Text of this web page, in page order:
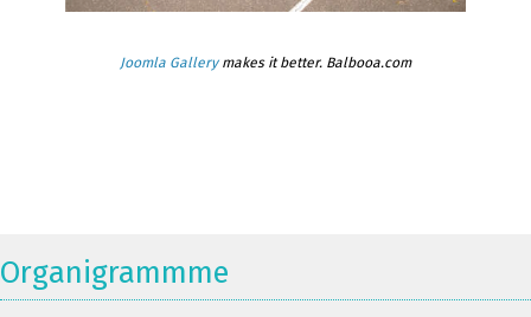
Joomla Gallerymakes it better. Balbooa.com
Organigrammme